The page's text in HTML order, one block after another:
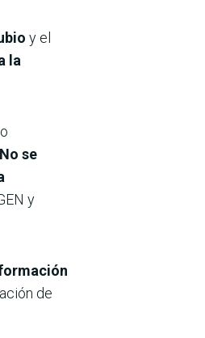
y el
la
No se
y
de